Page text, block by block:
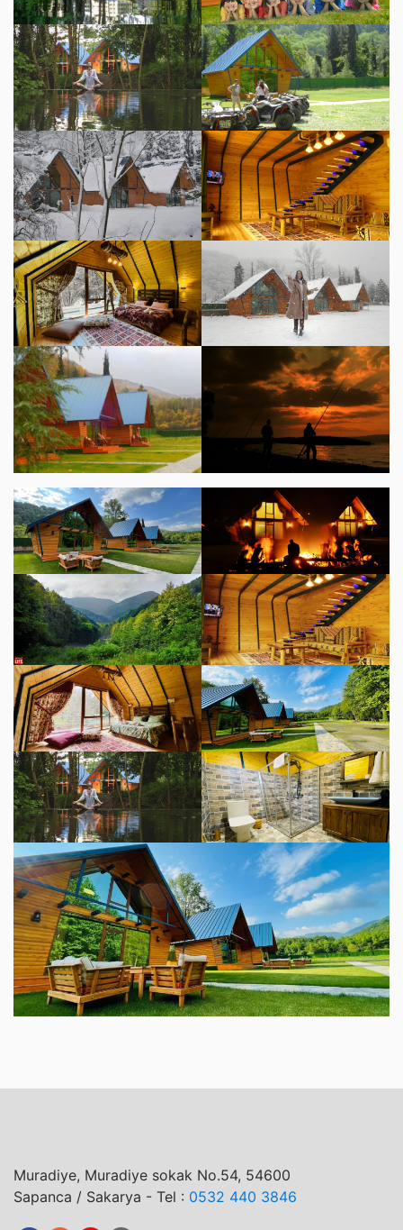
Muradiye, Muradiye sokak No.54, 54600
Sapanca / Sakarya - Tel : 0532 440 3846